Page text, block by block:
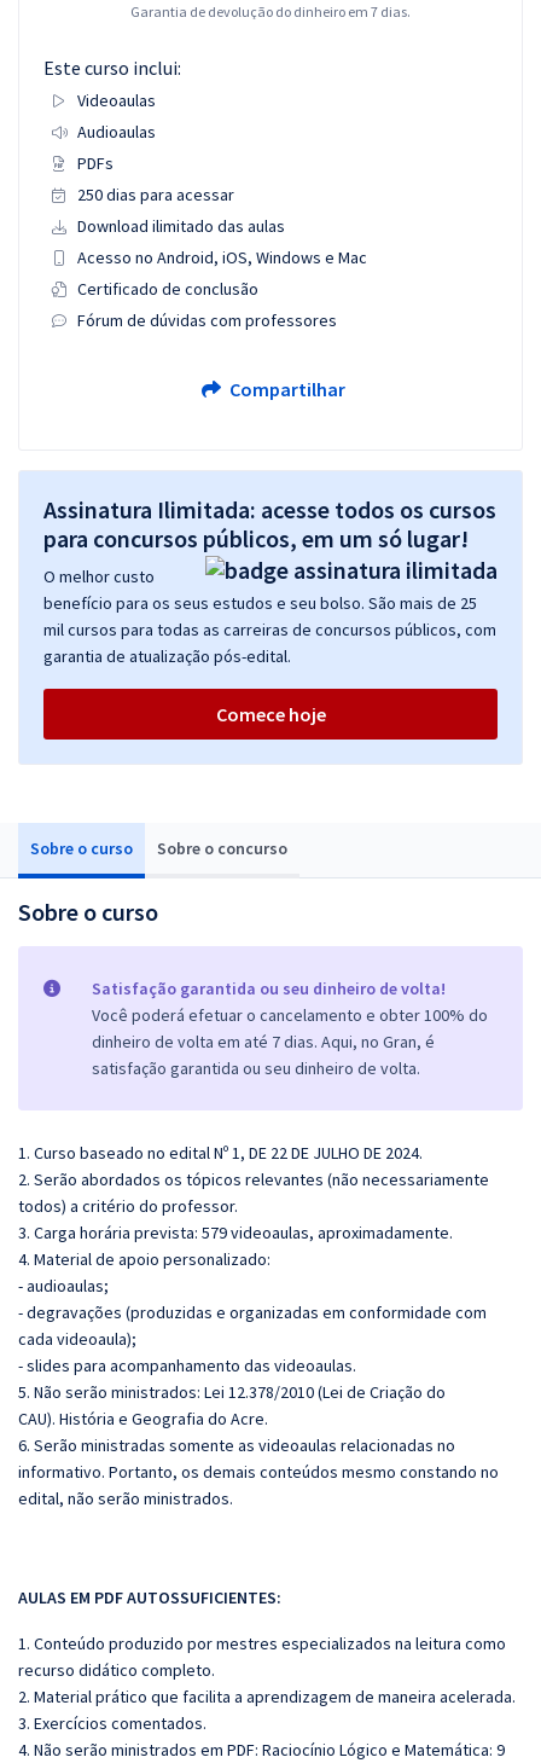
Sobre o curso Sobre o concurso
Sobre o curso
Satisfação garantida ou seu dinheiro de volta!
Você poderá efetuar o cancelamento e obter 100% do
dinheiro de volta em até 7 dias. Aqui, no Gran, é
satisfação garantida ou seu dinheiro de volta.
1. Curso baseado no edital Nº 1, DE 22 DE JULHO DE 2024.
2. Serão abordados os tópicos relevantes (não necessariamente
todos) a critério do professor.
3. Carga horária prevista: 579 videoaulas, aproximadamente.
4. Material de apoio personalizado:
- audioaulas;
- degravações (produzidas e organizadas em conformidade com
cada videoaula);
- slides para acompanhamento das videoaulas.
5. Não serão ministrados: Lei 12.378/2010 (Lei de Criação do
CAU). História e Geografia do Acre.
6. Serão ministradas somente as videoaulas relacionadas no
informativo. Portanto, os demais conteúdos mesmo constando no
edital, não serão ministrados.
AULAS EM PDF AUTOSSUFICIENTES:
1. Conteúdo produzido por mestres especializados na leitura como
recurso didático completo.
2. Material prático que facilita a aprendizagem de maneira acelerada.
3. Exercícios comentados.
4. Não serão ministrados em PDF: Raciocínio Lógico e Matemática: 9
Garantia de devolução do dinheiro em 7 dias.
Este curso inclui:
Videoaulas
Audioaulas
PDFs
250 dias para acessar
Download ilimitado das aulas
Acesso no Android, iOS, Windows e Mac
Certificado de conclusão
Fórum de dúvidas com professores
Compartilhar
Assinatura Ilimitada: acesse todos os cursos
para concursos públicos, em um só lugar!
O melhor custo
benefício para os seus estudos e seu bolso. São mais de 25
mil cursos para todas as carreiras de concursos públicos, com
garantia de atualização pós-edital.
Comece hoje